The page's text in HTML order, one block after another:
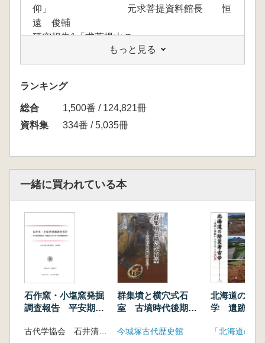
仰」 元求菩提資料館長 恒
遠 俊輔
研究報告1「求菩提山の
薬」 求菩提資料館副館
長 相良 悦子
研究報告2「求菩提山とその周辺の古尊像―平
安時代後期の作例を中心に―」
九州歴史資料館学芸員 井形 進
研究報告3「求菩提山山岳霊場遺跡の平面構造
きた人々～」
求菩提資料館館長 栗焼 憲児
求菩提山の縁起と伝
栗焼 憲児
求菩提山の中世文
一瀬 智
もっと見る
ランキング
総合
1,500番 / 124,821冊
資料集
334番 / 5,035冊
一緒に買われている本
石作窯・小塩窯発掘
調査報告 平安期緑
の多分野協働型研究古代学協会 石井清司 市川創編
群集墳と横穴式石
室 古墳時代後期の
今城塚古代歴史館
北海道の防
学 遺跡の発